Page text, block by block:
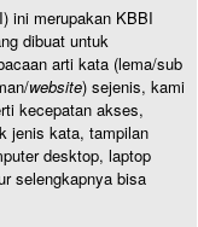
ini merupakan KBBI
dibuat untuk
arti kata (lema/sub
website) sejenis, kami
kecepatan akses,
jenis kata, tampilan
desktop, laptop
selengkapnya bisa